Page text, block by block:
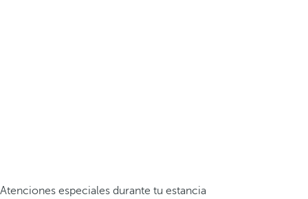
Atenciones especiales durante tu estancia